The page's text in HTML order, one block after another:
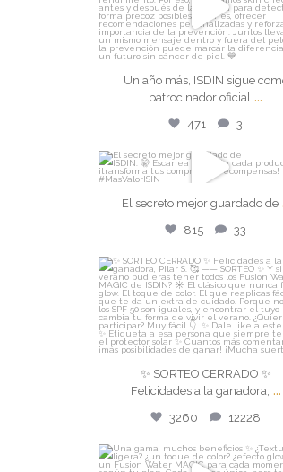
Un año más, ISDIN sigue
patrocinador oficial...
Jul 24
471 3
Un año más, ISDIN sigue
patrocinador oficial ...
471 3
isdin
El secreto mejor guardado
815 33
El secreto mejor guardado de
815 33
isdin
✨ SORTEO CERRADO ✨
Felicidades a la
Jul 21
✨ SORTEO CERRADO ✨
Felicidades a la ganadora, ...
3260 12228
isdin